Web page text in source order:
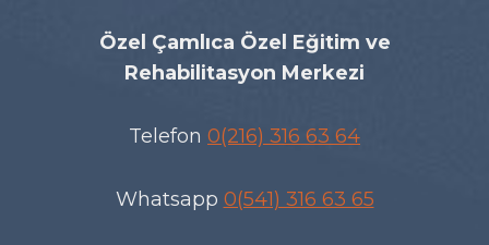
Özel Çamlıca Özel Eğitim ve
Rehabilitasyon Merkezi
Telefon 0(216) 316 63 64
Whatsapp 0(541) 316 63 65